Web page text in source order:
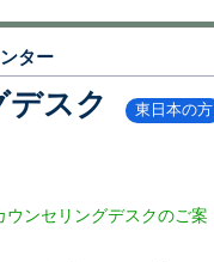
ター
スク 東日本の方
ウンセリングデスクのご案